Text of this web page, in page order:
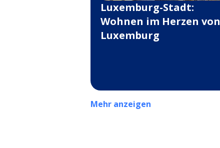
Luxemburg-Stadt:
Wohnen im Herzen von
Luxemburg
Mehr anzeigen